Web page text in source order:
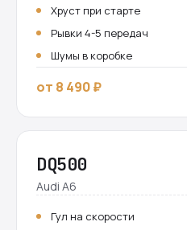
Хруст при старте
Рывки 4-5 передач
Шумы в коробке
от 8 490 ₽
DQ500
Audi A6
Гул на скорости